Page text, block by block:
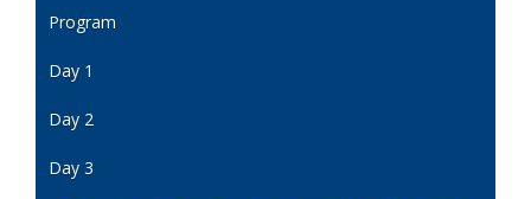
Program
Day 1
Day 2
Day 3